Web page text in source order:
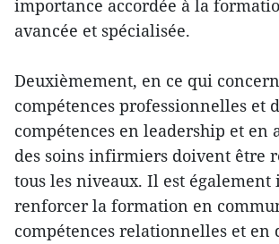
importance accordée à la
avancée et spécialisée.
Deuxièmement, en ce qui
compétences professionnelles et
compétences en leadership et
des soins infirmiers doivent être
tous les niveaux. Il est également
renforcer la formation en
compétences relationnelles et en